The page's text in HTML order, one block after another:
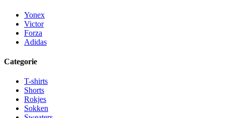
Yonex
Victor
Forza
Adidas
Categorie
T-shirts
Shorts
Rokjes
Sokken